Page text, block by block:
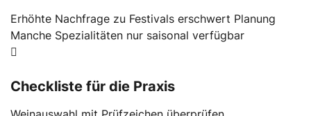
Erhöhte Nachfrage zu Festivals erschwert Planung
Manche Spezialitäten nur saisonal verfügbar
Checkliste für die Praxis